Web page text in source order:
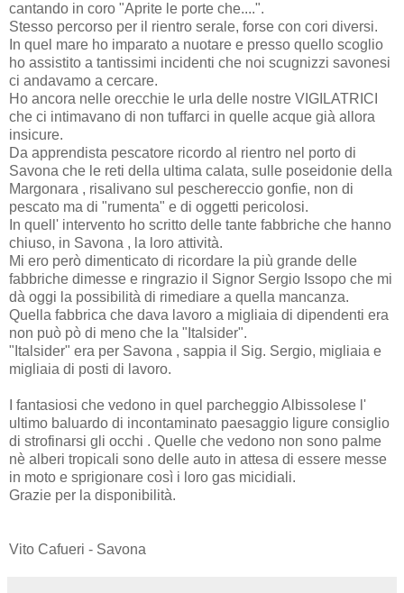
cantando in coro "Aprite le porte che....".
Stesso percorso per il rientro serale, forse con cori diversi.
In quel mare ho imparato a nuotare e presso quello scoglio
ho assistito a tantissimi incidenti che noi scugnizzi savonesi
ci andavamo a cercare.
Ho ancora nelle orecchie le urla delle nostre VIGILATRICI
che ci intimavano di non tuffarci in quelle acque già allora
insicure.
Da apprendista pescatore ricordo al rientro nel porto di
Savona che le reti della ultima calata, sulle poseidonie della
Margonara , risalivano sul peschereccio gonfie, non di
pescato ma di "rumenta" e di oggetti pericolosi.
In quell' intervento ho scritto delle tante fabbriche che hanno
chiuso, in Savona , la loro attività.
Mi ero però dimenticato di ricordare la più grande delle
fabbriche dimesse e ringrazio il Signor Sergio Issopo che mi
dà oggi la possibilità di rimediare a quella mancanza.
Quella fabbrica che dava lavoro a migliaia di dipendenti era
non può pò di meno che la "Italsider".
"Italsider" era per Savona , sappia il Sig. Sergio, migliaia e
migliaia di posti di lavoro.
I fantasiosi che vedono in quel parcheggio Albissolese l'
ultimo baluardo di incontaminato paesaggio ligure consiglio
di strofinarsi gli occhi . Quelle che vedono non sono palme
nè alberi tropicali sono delle auto in attesa di essere messe
in moto e sprigionare così i loro gas micidiali.
Grazie per la disponibilità.
Vito Cafueri - Savona